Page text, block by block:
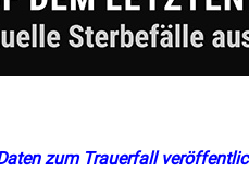
zum Trauerfall